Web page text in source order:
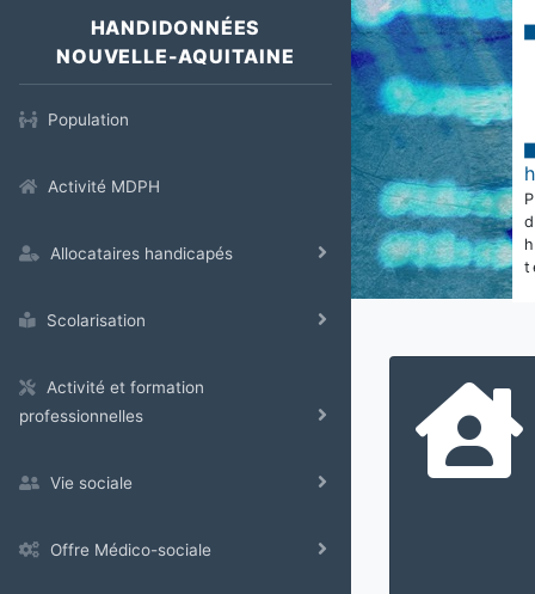
HANDIDONNÉES
NOUVELLE-AQUITAINE
Population
Activité MDPH
Allocataires handicapés
Scolarisation
Activité et formation
professionnelles
Vie sociale
Offre Médico-sociale